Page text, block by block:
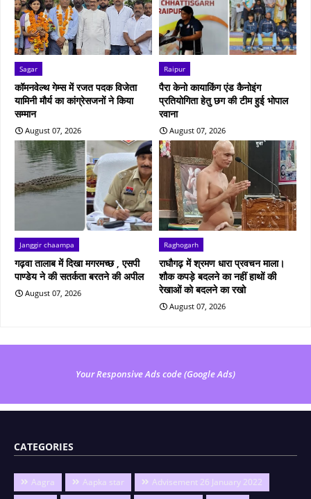
Sagar
कॉमनवेल्थ गेम्स में रजत पदक विजेता
यामिनी मौर्य का कांग्रेसजनों ने किया
सम्मान
August 07, 2026
Raipur
पैरा केनो कायाकिंग एंड कैनोइंग
प्रतियोगिता हेतु छग की टीम हुई भोपाल
रवाना
August 07, 2026
Janggir chaampa
गढ़वा तालाब में दिखा मगरमच्छ , एसपी
पाण्डेय ने की सतर्कता बरतने की अपील
August 07, 2026
Raghogarh
राघौगढ़ में श्रमण धारा प्रवचन माला।
शौक कपड़े बदलने का नहीं हाथों की
रेखाओं को बदलने का रखो
August 07, 2026
Your Responsive Ads code (Google Ads)
CATEGORIES
Aagra Aapka star
Advisement 26 January 2022